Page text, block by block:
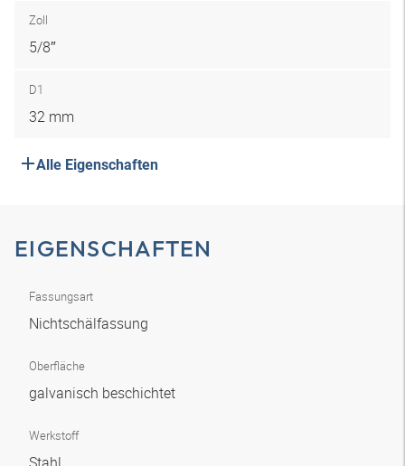
Zoll
5/8″
D1
32 mm
Alle Eigenschaften
EIGENSCHAFTEN
Fassungsart
Nichtschälfassung
Oberfläche
galvanisch beschichtet
Werkstoff